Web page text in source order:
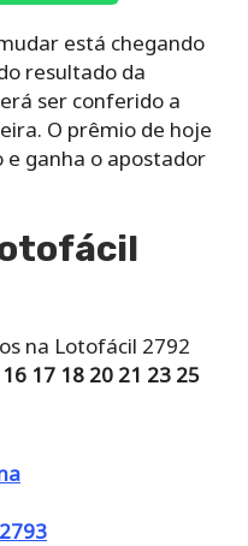
está chegando
resultado da
ser conferido a
O prêmio de hoje
e ganha o apostador
na Lotofácil 2792
17 18 20 21 23 25